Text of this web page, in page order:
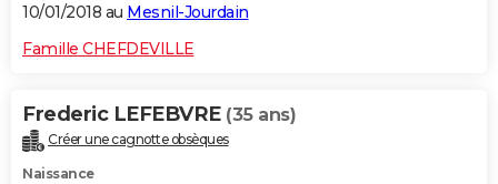
10/01/2018 au Mesnil-Jourdain
Famille CHEFDEVILLE
Frederic LEFEBVRE (35 ans)
Créer une cagnotte obsèques
Naissance